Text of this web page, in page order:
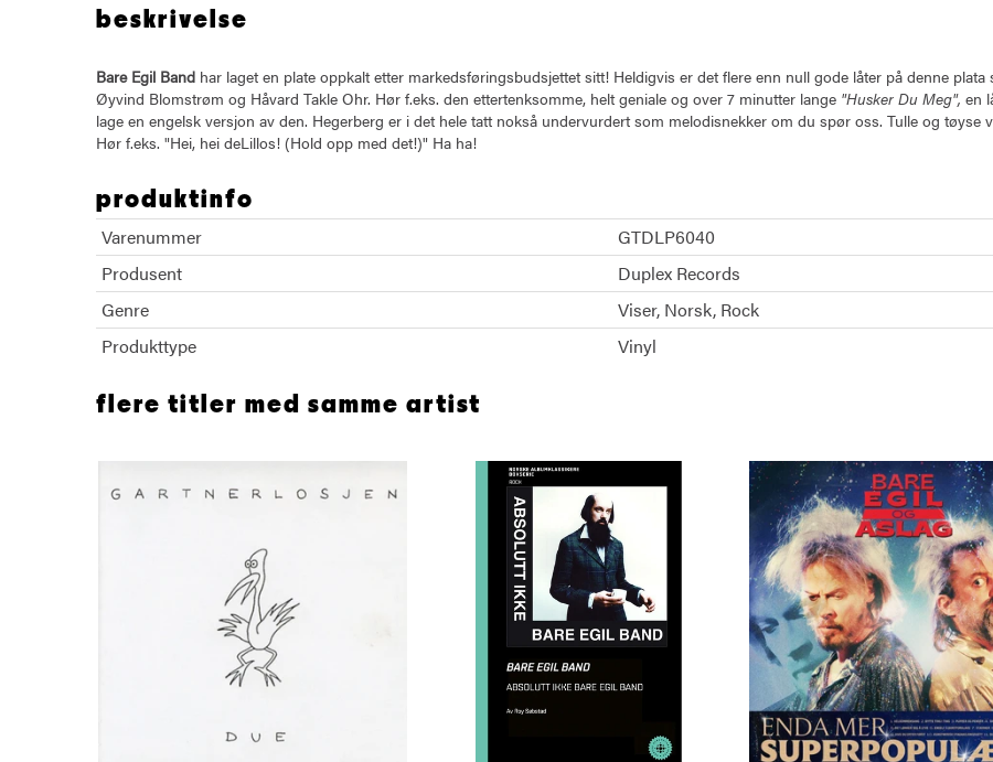
beskrivelse
Bare Egil Band har laget en plate oppkalt etter markedsføringsbudsjettet sitt! Heldigvis er det flere enn null gode låter på denne
Øyvind Blomstrøm og Håvard Takle Ohr. Hør f.eks. den ettertenksomme, helt geniale og over 7 minutter lange "Husker Du Meg", en
lage en engelsk versjon av den. Hegerberg er i det hele tatt nokså undervurdert som melodisnekker om du spør oss. Tulle og tøyse
Hør f.eks. "Hei, hei deLillos! (Hold opp med det!)" Ha ha!
produktinfo
Varenummer
GTDLP6040
Produsent
Duplex Records
Genre
Viser Norsk Rock
Produkttype
Vinyl
flere titler med samme artist